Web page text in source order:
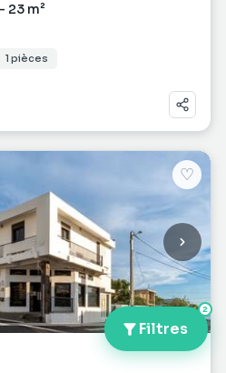
Filtres
2
23 m²
1 pièces
♡